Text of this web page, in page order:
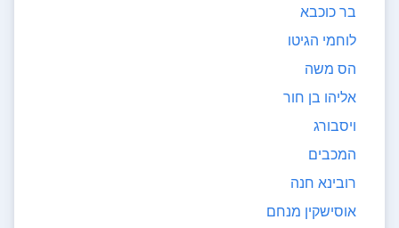
בר כוכבא
לוחמי הגיטו
הס משה
אליהו בן חור
ויסבורג
המכבים
רובינא חנה
אוסישקין מנחם